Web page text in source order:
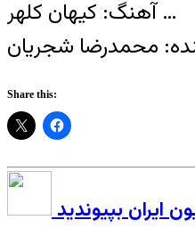
آهنگ: کیهان کلهر …
محمدرضا شجریان
Share this:
ایران بپیوندید